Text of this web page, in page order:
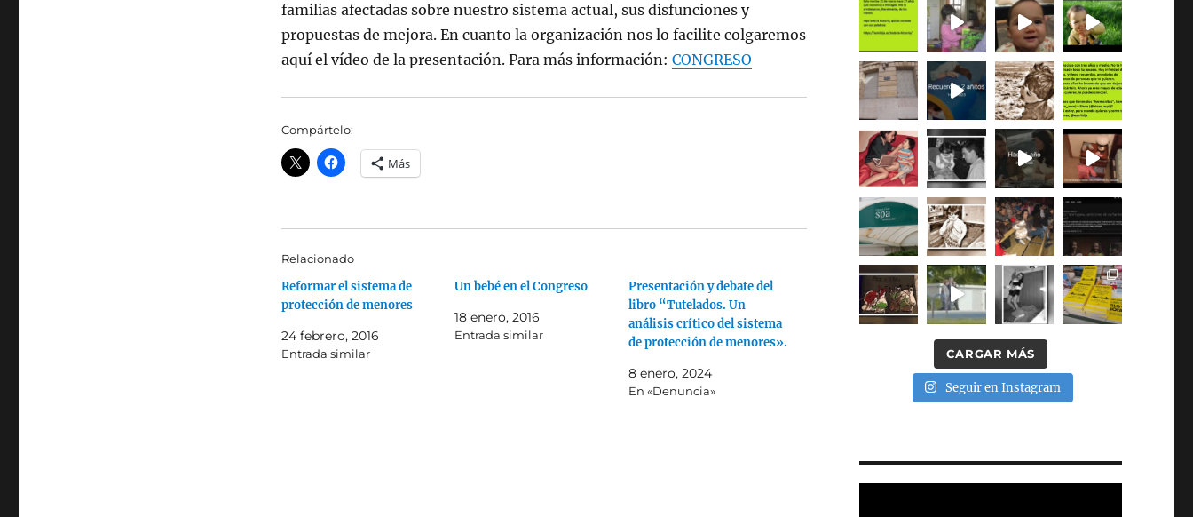
familias afectadas sobre nuestro sistema actual, sus disfunciones y
propuestas de mejora. En cuanto la organización nos lo facilite colgaremos
aquí el vídeo de la presentación. Para más información: CONGRESO
Compártelo:
Más
Relacionado
Reformar el sistema de
protección de menores
24 febrero, 2016
Entrada similar
Un bebé en el Congreso
18 enero, 2016
Entrada similar
Presentación y debate del
libro “Tutelados. Un
análisis crítico del sistema
de protección de menores».
8 enero, 2024
En «Denuncia»
CARGAR MÁS
Seguir en Instagram